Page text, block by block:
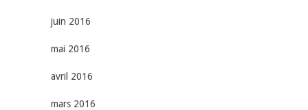
juin 2016
mai 2016
avril 2016
mars 2016